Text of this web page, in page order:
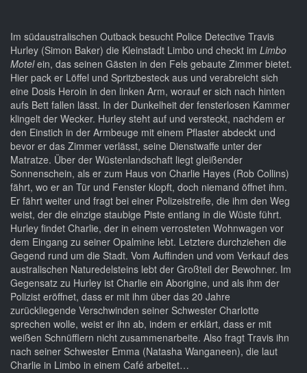
Im südaustralischen Outback besucht Police Detective Travis
Hurley (Simon Baker) die Kleinstadt Limbo und checkt im Limbo
Motelein, das seinen Gästen in den Fels gebaute Zimmer bietet.
Hier pack er Löffel und Spritzbesteck aus und verabreicht sich
eine Dosis Heroin in den linken Arm, worauf er sich nach hinten
aufs Bett fallen lässt. In der Dunkelheit der fensterlosen Kammer
klingelt der Wecker. Hurley steht auf und versteckt, nachdem er
den Einstich in der Armbeuge mit einem Pflaster abdeckt und
bevor er das Zimmer verlässt, seine Dienstwaffe unter der
Matratze. Über der Wüstenlandschaft liegt gleißender
Sonnenschein, als er zum Haus von Charlie Hayes (Rob Collins)
fährt, wo er an Tür und Fenster klopft, doch niemand öffnet ihm.
Er fährt weiter und fragt bei einer Polizeistreife, die ihm den Weg
weist, der die einzige staubige Piste entlang in die Wüste führt.
Hurley findet Charlie, der in einem verrosteten Wohnwagen vor
dem Eingang zu seiner Opalmine lebt. Letztere durchziehen die
Gegend rund um die Stadt. Vom Auffinden und vom Verkauf des
australischen Naturedelsteins lebt der Großteil der Bewohner. Im
Gegensatz zu Hurley ist Charlie ein Aborigine, und als ihm der
Polizist eröffnet, dass er mit ihm über das 20 Jahre
zurückliegende Verschwinden seiner Schwester Charlotte
sprechen wolle, weist er ihn ab, indem er erklärt, dass er mit
weißen Schnüfflern nicht zusammenarbeite. Also fragt Travis ihn
nach seiner Schwester Emma (Natasha Wanganeen), die laut
Charlie in Limbo in einem Café arbeitet…